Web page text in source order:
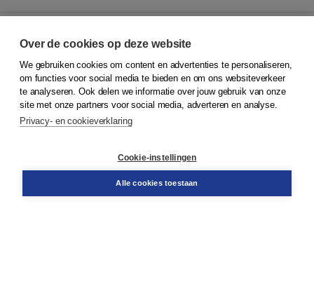
© 2026Koninklijke Boom uitgevers
Klantenservice
Service & informatie
Contact
Over de cookies op deze website
We gebruiken cookies om content en advertenties te personaliseren,
om functies voor social media te bieden en om ons websiteverkeer
te analyseren. Ook delen we informatie over jouw gebruik van onze
site met onze partners voor social media, adverteren en analyse.
Privacy- en cookieverklaring
Cookie-instellingen
Alle cookies toestaan